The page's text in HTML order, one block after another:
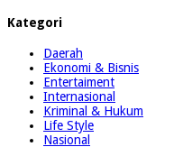
Kategori
Daerah
Ekonomi & Bisnis
Entertaiment
Internasional
Kriminal & Hukum
Life Style
Nasional